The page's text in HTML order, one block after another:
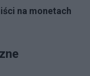
na monetach